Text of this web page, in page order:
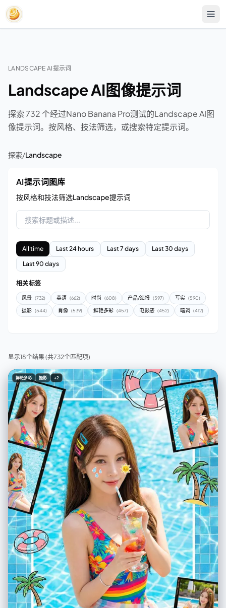
LANDSCAPE AI提示词
Landscape AI图像提示词
探索 732 个经过Nano Banana Pro测试的Landscape AI图
像提示词。按风格、技法筛选，或搜索特定提示词。
探索/Landscape
AI提示词图库
按风格和技法筛选Landscape提示词
All time Last 24 hours Last 7 days
Last 30 days
Last 90 days
相关标签
风景 (732) 英语 (662) 时尚 (608) 产品/海报 (597) 写实 (590)
摄影 (544) 肖像 (539) 鲜艳多彩 (457) 电影感 (452) 暗调 (412)
显示18个结果(共732个匹配项)
鲜艳多彩 摄影 +2